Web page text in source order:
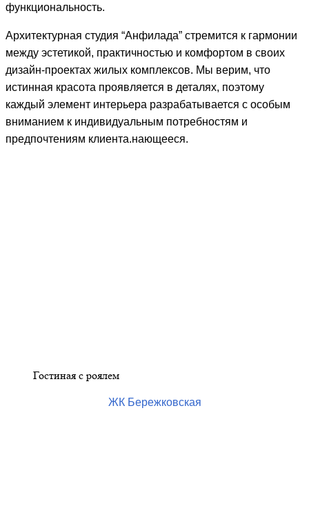
функциональность.
Архитектурная студия “Анфилада” стремится к гармонии
между эстетикой, практичностью и комфортом в своих
дизайн-проектах жилых комплексов. Мы верим, что
истинная красота проявляется в деталях, поэтому
каждый элемент интерьера разрабатывается с особым
вниманием к индивидуальным потребностям и
предпочтениям клиента.нающееся.
Гостиная с роялем
ЖК Бережковская